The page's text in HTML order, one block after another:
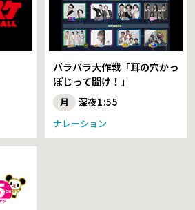
バラバラ大作戦「耳の穴かっ
ぽじって聞け！」
月
深夜1:55
ナレーション